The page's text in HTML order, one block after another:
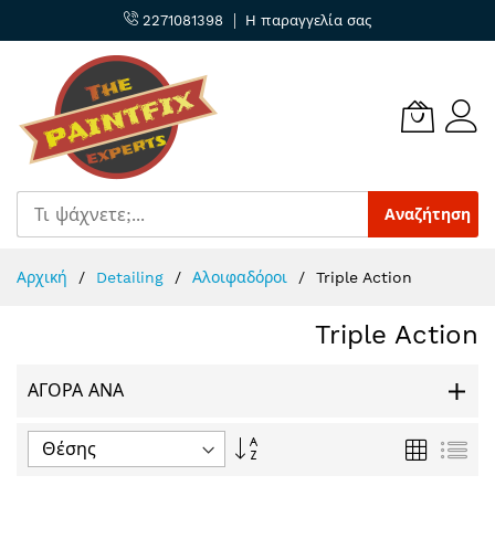
2271081398 Η παραγγελία σας
Αναζήτηση
στοΑρχική Detailing Αλοιφαδόροι Triple Action
Triple Action
ΑΓΟΡΆ ΑΝΆ
Φθίνουσα
Πλέγμα